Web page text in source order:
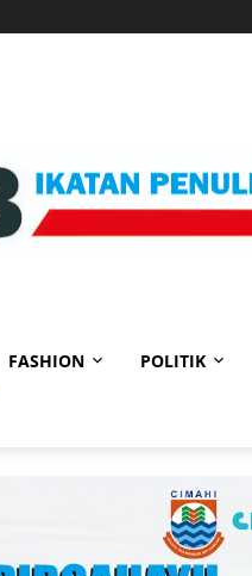
FASHION POLITIK